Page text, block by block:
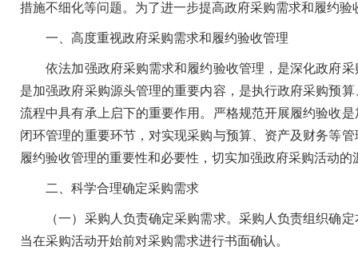
措施不细化等问题。为了进一步提高政府采购需求和履约
一、高度重视政府采购需求和履约验收管理
依法加强政府采购需求和履约验收管理，是深化政府采
是加强政府采购源头管理的重要内容，是执行政府采购预
流程中具有承上启下的重要作用。严格规范开展履约验收
闭环管理的重要环节，对实现采购与预算、资产及财务等
履约验收管理的重要性和必要性，切实加强政府采购活动的
二、科学合理确定采购需求
（一）采购人负责确定采购需求。采购人负责组织确定
当在采购活动开始前对采购需求进行书面确认。